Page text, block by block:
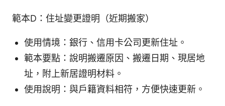
範本D：住址變更證明（近期搬家）
使用情境：銀行、信用卡公司更新住址。
範本要點：說明搬遷原因、搬遷日期、現居地
址，附上新居證明材料。
使用說明：與戶籍資料相符，方便快速更新。